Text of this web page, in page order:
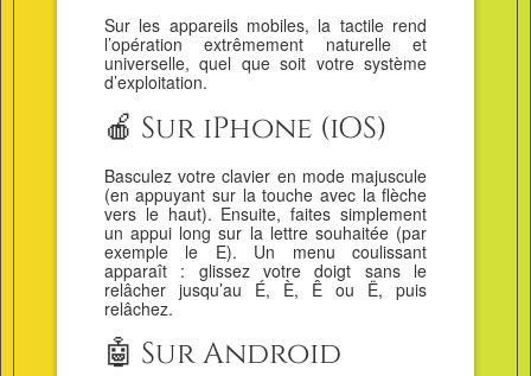
Sur les appareils mobiles, la tactile rend
l’opération extrêmement naturelle et
universelle, quel que soit votre système
d’exploitation.
🍎 Sur iPhone (iOS)
Basculez votre clavier en mode majuscule
(en appuyant sur la touche avec la flèche
vers le haut). Ensuite, faites simplement
un appui long sur la lettre souhaitée (par
exemple le E). Un menu coulissant
apparaît : glissez votre doigt sans le
relâcher jusqu’au É, È, Ê ou Ë, puis
relâchez.
🤖 Sur Android